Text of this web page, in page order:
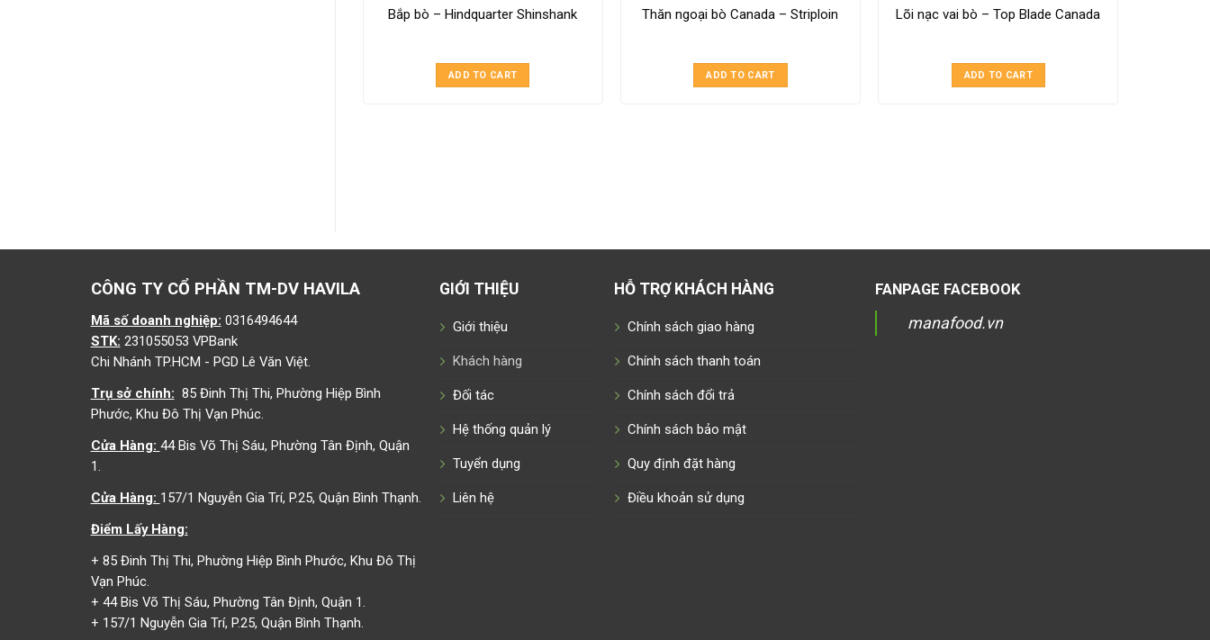
Bắp bò – Hindquarter Shinshank
ADD TO CART
Thăn ngoại bò Canada – Striploin
ADD TO CART
Lõi nạc vai bò – Top Blade Canada
ADD TO CART
CÔNG TY CỔ PHẦN TM-DV HAVILA
Mã số doanh nghiệp: 0316494644
STK: 231055053 VPBank
Chi Nhánh TP.HCM - PGD Lê Văn Việt.
Trụ sở chính: 85 Đinh Thị Thi, Phường Hiệp Bình
Phước, Khu Đô Thị Vạn Phúc.
Cửa Hàng: 44 Bis Võ Thị Sáu, Phường Tân Định, Quận
1.
Cửa Hàng: 157/1 Nguyễn Gia Trí, P.25, Quận Bình Thạnh.
Điểm Lấy Hàng:
+ 85 Đinh Thị Thi, Phường Hiệp Bình Phước, Khu Đô Thị
Vạn Phúc.
+ 44 Bis Võ Thị Sáu, Phường Tân Định, Quận 1.
+ 157/1 Nguyễn Gia Trí, P.25, Quận Bình Thạnh.
GIỚI THIỆU
Giới thiệu
Khách hàng
Đối tác
Hệ thống quản lý
Tuyển dụng
Liên hệ
HỖ TRỢ KHÁCH HÀNG
Chính sách giao hàng
Chính sách thanh toán
Chính sách đổi trả
Chính sách bảo mật
Quy định đặt hàng
Điều khoản sử dụng
FANPAGE FACEBOOK
manafood.vn